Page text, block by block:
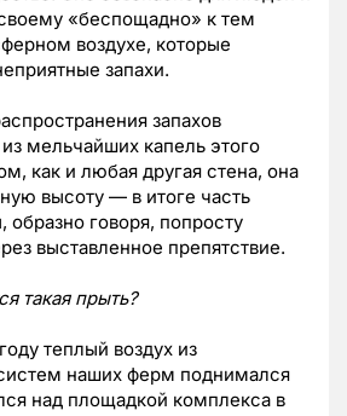
«беспощадно» к тем
воздухе, которые
запахи.
запахов
из мельчайших капель этого
как и любая другая стена, она
высоту — в итоге часть
говоря, попросту
выставленное препятствие.
такая прыть?
теплый воздух из
наших ферм поднимался
над площадкой комплекса в